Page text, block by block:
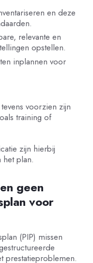
en deze
relevante en
opstellen.
inplannen voor
voorzien zijn
training of
zijn hierbij
het plan.
geen
voor
(PIP) missen
prestatieproblemen.